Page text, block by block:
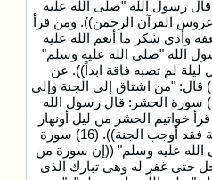
قال رسول الله "صلى الله عليه
القرآن الرحمن)). ومن قرأ
وأدى شكر ما أنعم الله عليه
الله "صلى الله عليه وسلم"
لم تصبه فاقة ابداً)). عن
قال: "من اشتاق إلى الجنة وإلى
صفتها فليقرأ الواقعة ". (15) سورة الحشر: قال رسول الله
خواتيم الحشر من ليل أونهار
فقبض فى ذلك اليوم أوالليلة فقد أوجب الجنة)). (16) سورة
الله عليه وسلم" ((إن سورة من
حتى غفر له وهى تبارك الذى